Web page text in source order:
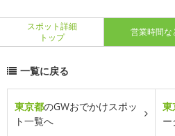
スポット詳細
トップ
営業時間な
一覧に戻る
東京都のGWおでかけスポッ
ト一覧へ
東